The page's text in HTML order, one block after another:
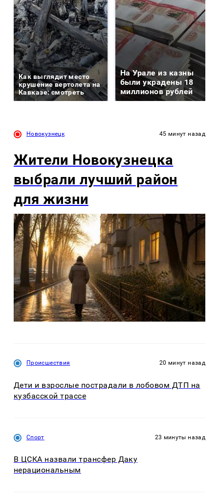
Как выглядит место
крушение вертолета на
Кавказе: смотреть
На Урале из казны
были украдены 18
миллионов рублей
Новокузнецк 45 минут назад
Жители Новокузнецка
выбрали лучший район
для жизни
Происшествия 20 минут назад
Дети и взрослые пострадали в лобовом ДТП на
кузбасской трассе
Спорт 23 минуты назад
В ЦСКА назвали трансфер Даку
нерациональным